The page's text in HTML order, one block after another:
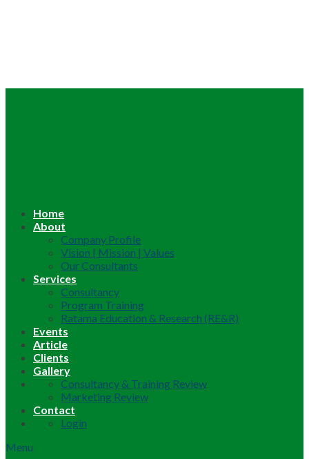
Home
About
Company Profile
Vision | Mission | Values
Our Consultants
Services
Consultancy
Program Training
Ratama Education & Research (RE&R)
Events
Article
Clients
Gallery
Consultancy & Training Review
Marketing Review
Contact
Login
Menu